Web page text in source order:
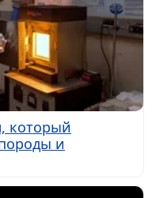
который
и